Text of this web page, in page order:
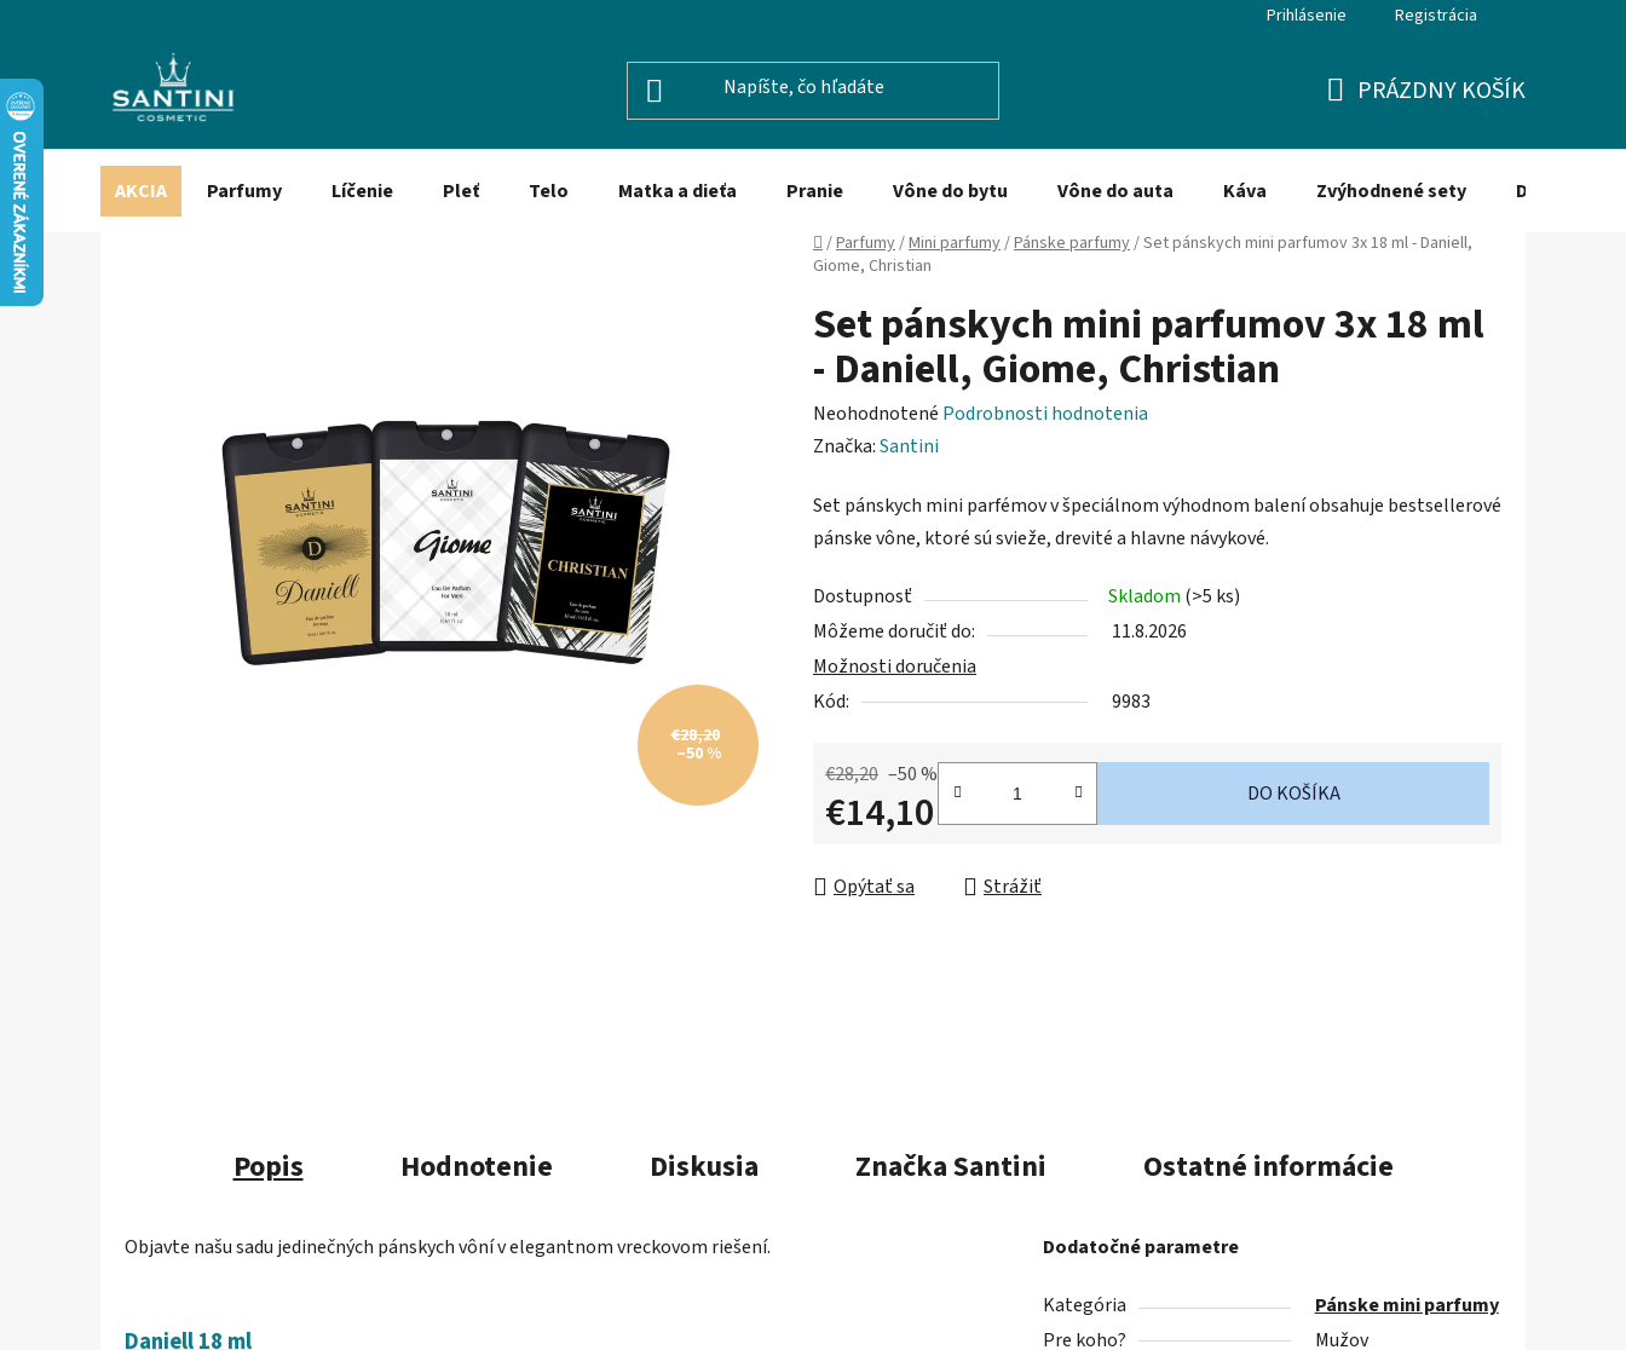
Prihlásenie Registrácia
KOŠÍK
PRÁZDNY KOŠÍK
AKCIA Parfumy Líčenie Pleť Telo Matka a dieťa Pranie Vône do bytu Vône do auta Káva Zvýhodnené sety Dezinfekcia
Domov
/Parfumy/Mini parfumy/Pánske parfumy/Set pánskych mini parfumov 3x 18 ml - Daniell,
Giome, Christian
Set pánskych mini parfumov 3x 18 ml
- Daniell, Giome, Christian
Priemerné
hodnotenie
je
0,0
5
hviezdičiek.
Neohodnotené Podrobnosti hodnotenia
Značka:Santini
Set pánskych mini parfémov v špeciálnom výhodnom balení obsahuje bestsellerové
pánske vône, ktoré sú svieže, drevité a hlavne návykové.
Dostupnosť Skladom (>5 ks)
Môžeme doručiť do:
11.8.2026
Možnosti doručenia
Kód:
9983
€28,20 –50 %
€14,10 DO KOŠÍKA
Opýtať sa Strážiť
€28,20
–50 %
Popis Hodnotenie Diskusia ZnačkaSantini Ostatné informácie
Objavte našu sadu jedinečných pánskych vôní v elegantnom vreckovom riešení.
Daniell 18 ml
Dodatočné parametre
Kategória
Pánske mini parfumy
Pre koho?
Mužov